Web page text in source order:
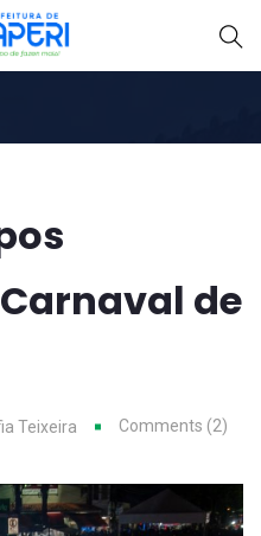
de
Teixeira Comments (2)